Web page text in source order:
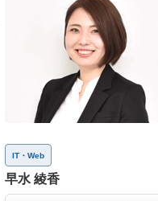
IT・Web
早水 綾香